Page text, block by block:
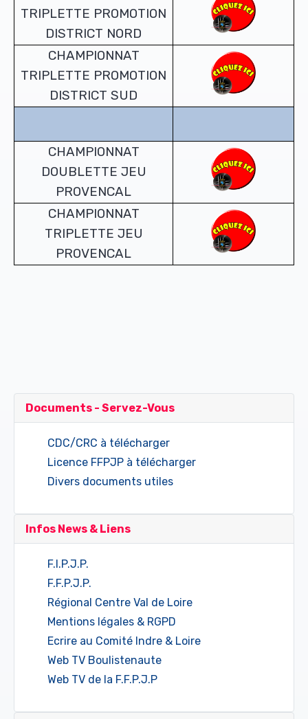
TRIPLETTE PROMOTION
DISTRICT NORD
CHAMPIONNAT
TRIPLETTE PROMOTION
DISTRICT SUD
CHAMPIONNAT
DOUBLETTE JEU
PROVENCAL
CHAMPIONNAT
TRIPLETTE JEU
PROVENCAL
Documents - Servez-Vous
CDC/CRC à télécharger
Licence FFPJP à télécharger
Divers documents utiles
Infos News & Liens
F.I.P.J.P.
F.F.P.J.P.
Régional Centre Val de Loire
Mentions légales & RGPD
Ecrire au Comité Indre & Loire
Web TV Boulistenaute
Web TV de la F.F.P.J.P